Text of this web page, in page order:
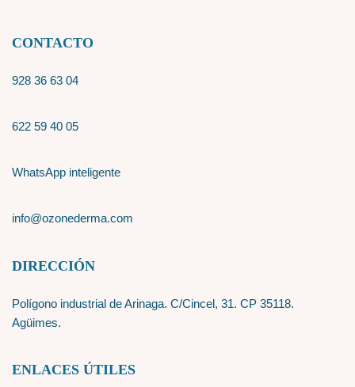
CONTACTO
928 36 63 04
622 59 40 05
WhatsApp inteligente
info@ozonederma.com
DIRECCIÓN
Polígono industrial de Arinaga. C/Cincel, 31. CP 35118.
Agüimes.
ENLACES ÚTILES